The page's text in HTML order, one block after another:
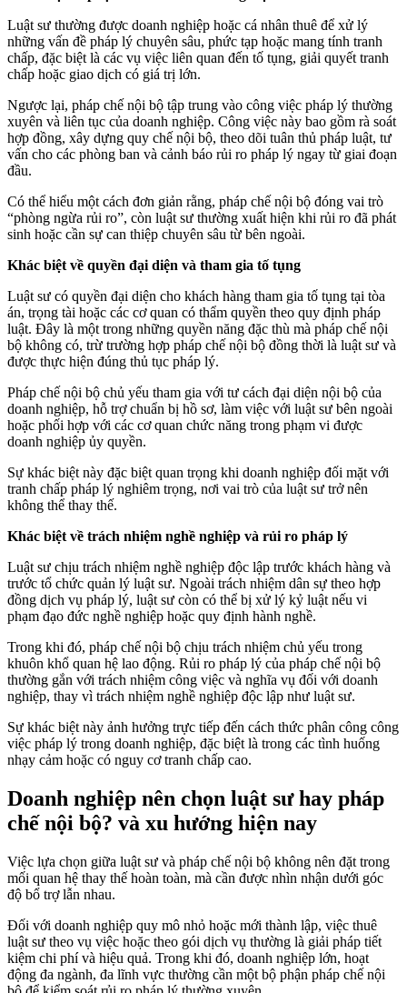
Luật sư thường được doanh nghiệp hoặc cá nhân thuê để xử lý
những vấn đề pháp lý chuyên sâu, phức tạp hoặc mang tính tranh
chấp, đặc biệt là các vụ việc liên quan đến tố tụng, giải quyết tranh
chấp hoặc giao dịch có giá trị lớn.
Ngược lại, pháp chế nội bộ tập trung vào công việc pháp lý thường
xuyên và liên tục của doanh nghiệp. Công việc này bao gồm rà soát
hợp đồng, xây dựng quy chế nội bộ, theo dõi tuân thủ pháp luật, tư
vấn cho các phòng ban và cảnh báo rủi ro pháp lý ngay từ giai đoạn
đầu.
Có thể hiểu một cách đơn giản rằng, pháp chế nội bộ đóng vai trò
“phòng ngừa rủi ro”, còn luật sư thường xuất hiện khi rủi ro đã phát
sinh hoặc cần sự can thiệp chuyên sâu từ bên ngoài.
Khác biệt về quyền đại diện và tham gia tố tụng
Luật sư có quyền đại diện cho khách hàng tham gia tố tụng tại tòa
án, trọng tài hoặc các cơ quan có thẩm quyền theo quy định pháp
luật. Đây là một trong những quyền năng đặc thù mà pháp chế nội
bộ không có, trừ trường hợp pháp chế nội bộ đồng thời là luật sư và
được thực hiện đúng thủ tục pháp lý.
Pháp chế nội bộ chủ yếu tham gia với tư cách đại diện nội bộ của
doanh nghiệp, hỗ trợ chuẩn bị hồ sơ, làm việc với luật sư bên ngoài
hoặc phối hợp với các cơ quan chức năng trong phạm vi được
doanh nghiệp ủy quyền.
Sự khác biệt này đặc biệt quan trọng khi doanh nghiệp đối mặt với
tranh chấp pháp lý nghiêm trọng, nơi vai trò của luật sư trở nên
không thể thay thế.
Khác biệt về trách nhiệm nghề nghiệp và rủi ro pháp lý
Luật sư chịu trách nhiệm nghề nghiệp độc lập trước khách hàng và
trước tổ chức quản lý luật sư. Ngoài trách nhiệm dân sự theo hợp
đồng dịch vụ pháp lý, luật sư còn có thể bị xử lý kỷ luật nếu vi
phạm đạo đức nghề nghiệp hoặc quy định hành nghề.
Trong khi đó, pháp chế nội bộ chịu trách nhiệm chủ yếu trong
khuôn khổ quan hệ lao động. Rủi ro pháp lý của pháp chế nội bộ
thường gắn với trách nhiệm công việc và nghĩa vụ đối với doanh
nghiệp, thay vì trách nhiệm nghề nghiệp độc lập như luật sư.
Sự khác biệt này ảnh hưởng trực tiếp đến cách thức phân công công
việc pháp lý trong doanh nghiệp, đặc biệt là trong các tình huống
nhạy cảm hoặc có nguy cơ tranh chấp cao.
Doanh nghiệp nên chọn luật sư hay pháp
chế nội bộ? và xu hướng hiện nay
Việc lựa chọn giữa luật sư và pháp chế nội bộ không nên đặt trong
mối quan hệ thay thế hoàn toàn, mà cần được nhìn nhận dưới góc
độ bổ trợ lẫn nhau.
Đối với doanh nghiệp quy mô nhỏ hoặc mới thành lập, việc thuê
luật sư theo vụ việc hoặc theo gói dịch vụ thường là giải pháp tiết
kiệm chi phí và hiệu quả. Trong khi đó, doanh nghiệp lớn, hoạt
động đa ngành, đa lĩnh vực thường cần một bộ phận pháp chế nội